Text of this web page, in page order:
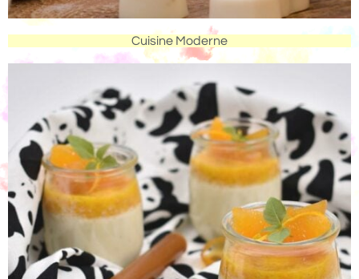
Cuisine Moderne